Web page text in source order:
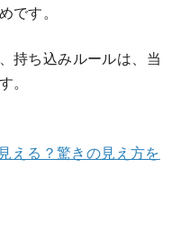
です。
持ち込みルールは、当
。
える？驚きの見え方を